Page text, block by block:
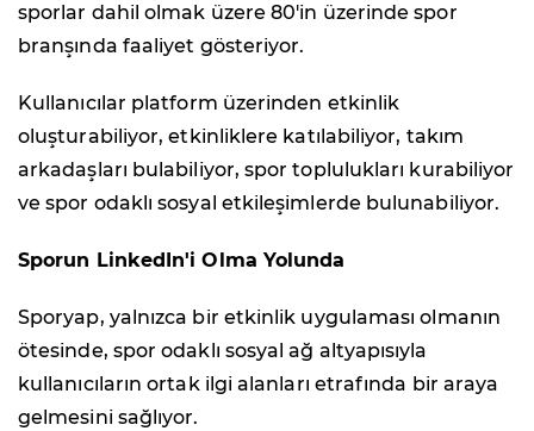
sporlar dahil olmak üzere 80'in üzerinde spor
branşında faaliyet gösteriyor.
Kullanıcılar platform üzerinden etkinlik
oluşturabiliyor, etkinliklere katılabiliyor, takım
arkadaşları bulabiliyor, spor toplulukları kurabiliyor
ve spor odaklı sosyal etkileşimlerde bulunabiliyor.
Sporun LinkedIn'i Olma Yolunda
Sporyap, yalnızca bir etkinlik uygulaması olmanın
ötesinde, spor odaklı sosyal ağ altyapısıyla
kullanıcıların ortak ilgi alanları etrafında bir araya
gelmesini sağlıyor.